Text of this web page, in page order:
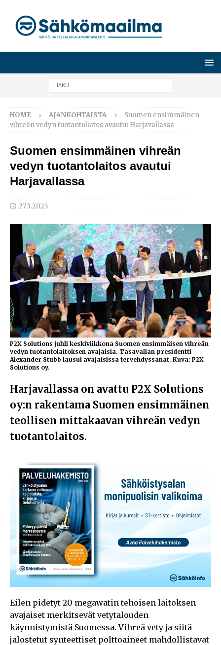
HOME AJANKOHTAISTA
Suomen ensimmäinen
vihreän vedyn tuotantolaitos avautui Harjavallassa
Suomen ensimmäinen vihreän
vedyn tuotantolaitos avautui
Harjavallassa
27.3.2025
P2X Solutions juhli keskiviikkona Suomen ensimmäisen vihreän
vedyn tuotantolaitoksen avajaisia. Tasavallan presidentti
Alexander Stubb lausui avajaisissa tervehdyssanat. Kuva: P2X
Solutions oy.
Harjavallassa on avattu P2X Solutions
oy:n rakentama Suomen ensimmäinen
teollisen mittakaavan vihreän vedyn
tuotantolaitos.
Eilen pidetyt 20 megawatin tehoisen laitoksen
avajaiset merkitsevät vetytalouden
käynnistymistä Suomessa. Vihreä vety ja siitä
jalostetut synteettiset polttoaineet mahdollistavat